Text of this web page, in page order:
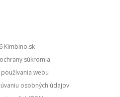
kimbino.sk
súkromia
webu
osobných údajov